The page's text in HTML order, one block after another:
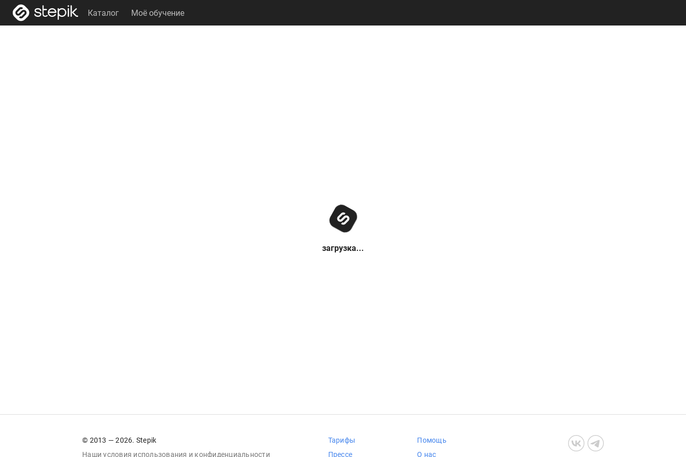
Каталог Моё обучение
загрузка...
© 2013 — 2026. Stepik
Наши условия использования и конфиденциальности
Тарифы
Прессе
Помощь
О нас